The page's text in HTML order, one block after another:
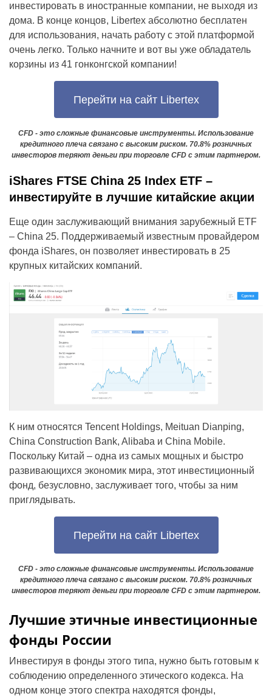
инвестировать в иностранные компании, не выходя из
дома. В конце концов, Libertex абсолютно бесплатен
для использования, начать работу с этой платформой
очень легко. Только начните и вот вы уже обладатель
корзины из 41 гонконгской компании!
Перейти на сайт Libertex
CFD - это сложные финансовые инструменты. Использование
кредитного плеча связано с высоким риском. 70.8% розничных
инвесторов теряют деньги при торговле CFD с этим партнером.
iShares FTSE China 25 Index ETF –
инвестируйте в лучшие китайские акции
Еще один заслуживающий внимания зарубежный ETF
– China 25. Поддерживаемый известным провайдером
фонда iShares, он позволяет инвестировать в 25
крупных китайских компаний.
К ним относятся Tencent Holdings, Meituan Dianping,
China Construction Bank, Alibaba и China Mobile.
Поскольку Китай – одна из самых мощных и быстро
развивающихся экономик мира, этот инвестиционный
фонд, безусловно, заслуживает того, чтобы за ним
приглядывать.
Перейти на сайт Libertex
CFD - это сложные финансовые инструменты. Использование
кредитного плеча связано с высоким риском. 70.8% розничных
инвесторов теряют деньги при торговле CFD с этим партнером.
Лучшие этичные инвестиционные
фонды России
Инвестируя в фонды этого типа, нужно быть готовым к
соблюдению определенного этического кодекса. На
одном конце этого спектра находятся фонды,